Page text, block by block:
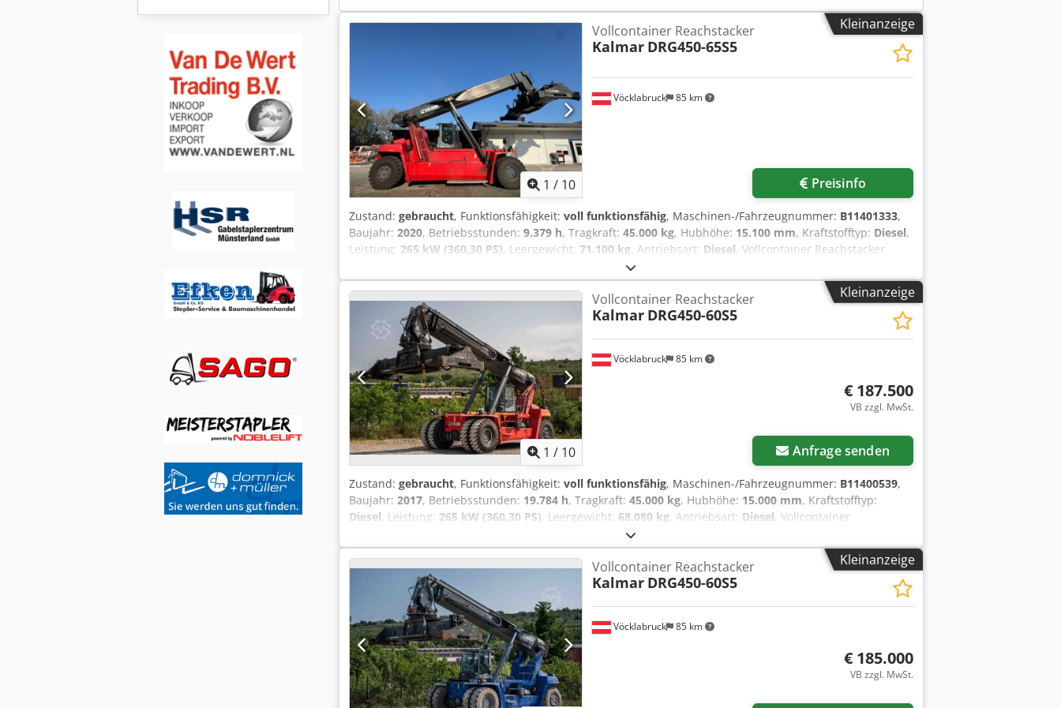
Kleinanzeige
1 / 10
Vöcklabruck 85 km
Vollcontainer Reachstacker
Kalmar DRG450-65S5
Preisinfo
Zustand: gebraucht, Funktionsfähigkeit: voll funktionsfähig, Maschinen-/Fahrzeugnummer: B11401333,
Baujahr: 2020, Betriebsstunden: 9.379 h, Tragkraft: 45.000 kg, Hubhöhe: 15.100 mm, Kraftstofftyp: Diesel,
Leistung: 265 kW (360,30 PS), Leergewicht: 71.100 kg, Antriebsart: Diesel, Vollcontainer Reachstacker
Fahrgestellnummer: B11401333 Getriebe: ZF 5WG 261 Zustand: Einsatzbereit und voll funktionsfähig
Zustand Technisch: sehr gut Bereifung vorne Typ: Luft Bereifung hinten Typ: Luft Beschreibung:
Codpfxszkc Aas Af Djrf
Kleinanzeige
1 / 10
Vöcklabruck 85 km
Vollcontainer Reachstacker
Kalmar DRG450-60S5
€ 187.500
VB zzgl. MwSt.
Anfrage senden
Zustand: gebraucht, Funktionsfähigkeit: voll funktionsfähig, Maschinen-/Fahrzeugnummer: B11400539,
Baujahr: 2017, Betriebsstunden: 19.784 h, Tragkraft: 45.000 kg, Hubhöhe: 15.000 mm, Kraftstofftyp:
Diesel, Leistung: 265 kW (360,30 PS), Leergewicht: 68.080 kg, Antriebsart: Diesel, Vollcontainer
Reachstacker Credpjzkcz Njfx Af Dof Fahrgestellnummer: B11400539 Getriebe: ZF 5WG 261 Zustand:
Einsatzbereit und voll funktionsfähig Zustand Technisch: gut Bereifung vorne Typ: Luft Bereifung hinten
Typ: Luft Beschreibung:
Kleinanzeige
Vöcklabruck 85 km
Vollcontainer Reachstacker
Kalmar DRG450-60S5
€ 185.000
VB zzgl. MwSt.